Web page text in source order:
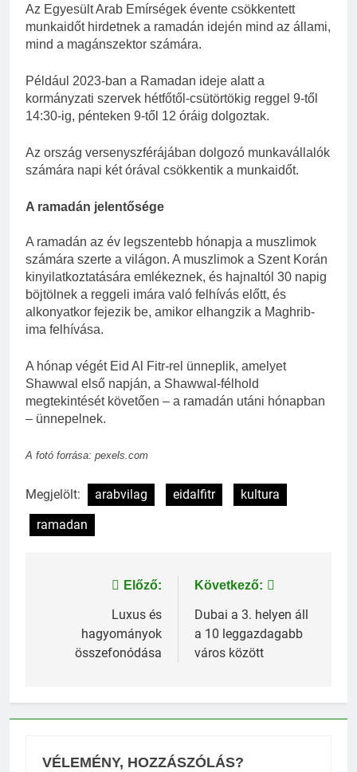
Az Egyesült Arab Emírségek évente csökkentett
munkaidőt hirdetnek a ramadán idején mind az állami,
mind a magánszektor számára.
Például 2023-ban a Ramadan ideje alatt a
kormányzati szervek hétfőtől-csütörtökig reggel 9-től
14:30-ig, pénteken 9-től 12 óráig dolgoztak.
Az ország versenyszférájában dolgozó munkavállalók
számára napi két órával csökkentik a munkaidőt.
A ramadán jelentősége
A ramadán az év legszentebb hónapja a muszlimok
számára szerte a világon. A muszlimok a Szent Korán
kinyilatkoztatására emlékeznek, és hajnaltól 30 napig
böjtölnek a reggeli imára való felhívás előtt, és
alkonyatkor fejezik be, amikor elhangzik a Maghrib-
ima felhívása.
A hónap végét Eid Al Fitr-rel ünneplik, amelyet
Shawwal első napján, a Shawwal-félhold
megtekintését követően – a ramadán utáni hónapban
– ünnepelnek.
A fotó forrása: pexels.com
Megjelölt: arabvilag eidalfitr
kultura
ramadan
Bejegyzés
navigáció
Előző:
Luxus és
hagyományok
összefonódása
Következő:
Dubai a 3. helyen áll
a 10 leggazdagabb
város között
VÉLEMÉNY, HOZZÁSZÓLÁS?